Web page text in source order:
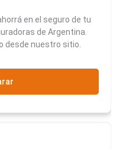
en el seguro de tu
de Argentina.
desde nuestro sitio.